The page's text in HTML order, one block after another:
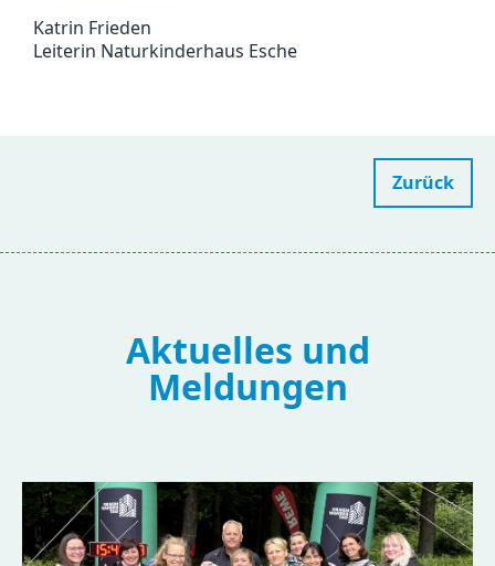
Katrin Frieden
Leiterin Naturkinderhaus Esche
Zurück
Aktuelles und
Meldungen